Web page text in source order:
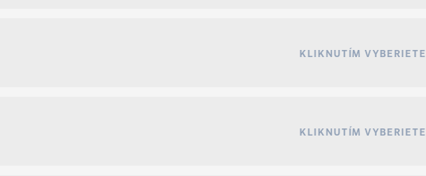
KLIKNUTÍM VYBERIETE
KLIKNUTÍM VYBERIETE